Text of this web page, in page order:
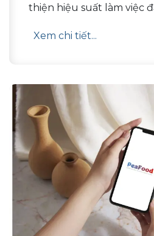
thiện hiệu suất làm việc
Xem chi tiết...